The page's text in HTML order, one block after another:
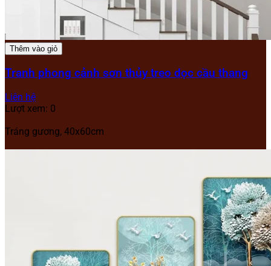
Thêm vào giỏ
Tranh phong cảnh sơn thủy treo dọc cầu thang
Liên hệ
Lượt xem: 0
Tráng gương, 40x60cm